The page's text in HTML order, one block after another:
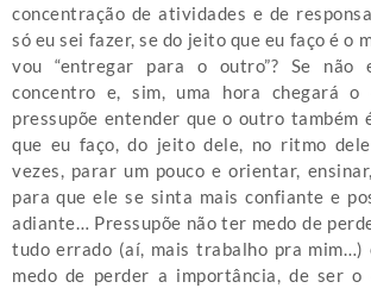
concentração de atividades e de
só eu sei fazer, se do jeito que eu faço é o
vou “entregar para o outro”? Se não
concentro e, sim, uma hora chegará o
pressupõe entender que o outro também
que eu faço, do jeito dele, no ritmo
vezes, parar um pouco e orientar,
para que ele se sinta mais confiante e
adiante… Pressupõe não ter medo de
tudo errado (aí, mais trabalho pra mim…)
medo de perder a importância, de ser o